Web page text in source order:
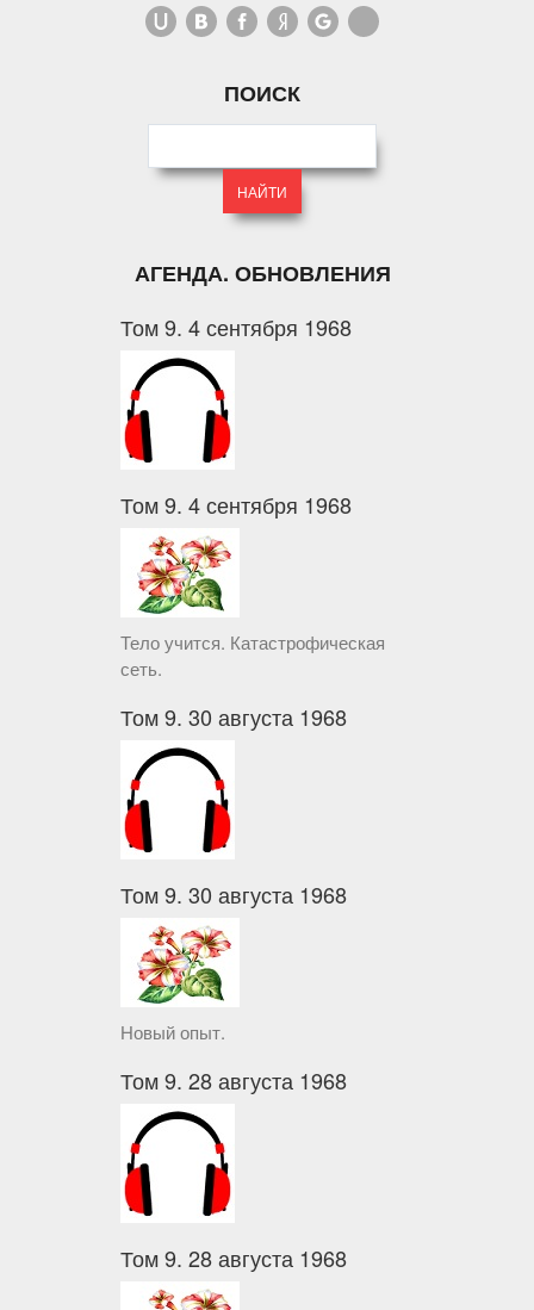
ПОИСК
АГЕНДА. ОБНОВЛЕНИЯ
Том 9. 4 сентября 1968
Том 9. 4 сентября 1968
Тело учится. Катастрофическая
сеть.
Том 9. 30 августа 1968
Том 9. 30 августа 1968
Новый опыт.
Том 9. 28 августа 1968
Том 9. 28 августа 1968